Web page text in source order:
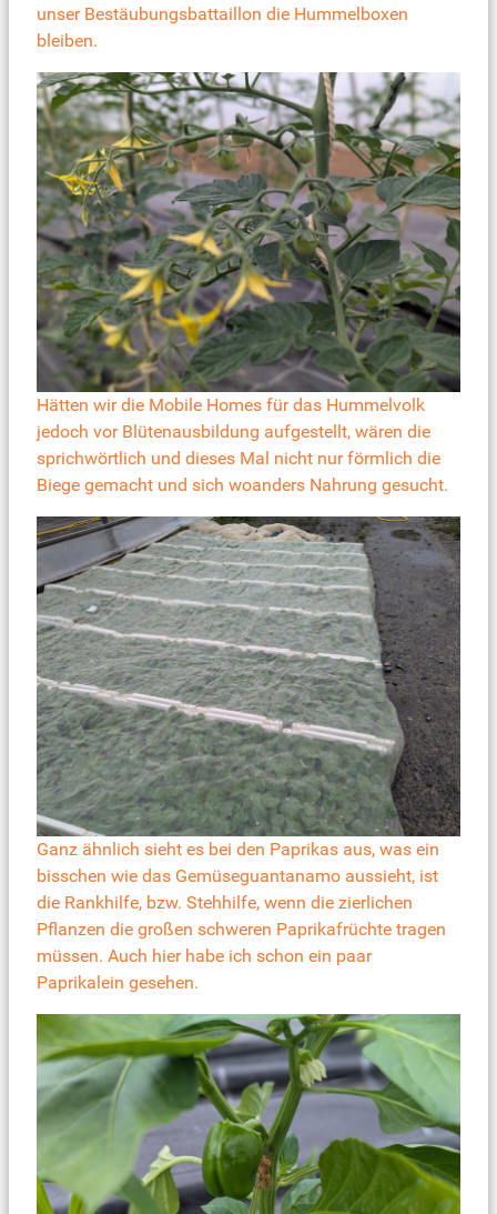
unser Bestäubungsbattaillon die Hummelboxen
bleiben.
Hätten wir die Mobile Homes für das Hummelvolk
jedoch vor Blütenausbildung aufgestellt, wären die
sprichwörtlich und dieses Mal nicht nur förmlich die
Biege gemacht und sich woanders Nahrung gesucht.
Ganz ähnlich sieht es bei den Paprikas aus, was ein
bisschen wie das Gemüseguantanamo aussieht, ist
die Rankhilfe, bzw. Stehhilfe, wenn die zierlichen
Pflanzen die großen schweren Paprikafrüchte tragen
müssen. Auch hier habe ich schon ein paar
Paprikalein gesehen.